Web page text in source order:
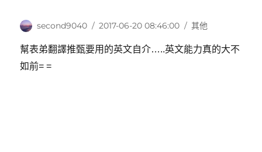
幫表弟翻譯推甄要用的英文自介…..英文能力真的大不
如前= =
作
second9040
發
日
2017-06-20 08:46:00
分
其他